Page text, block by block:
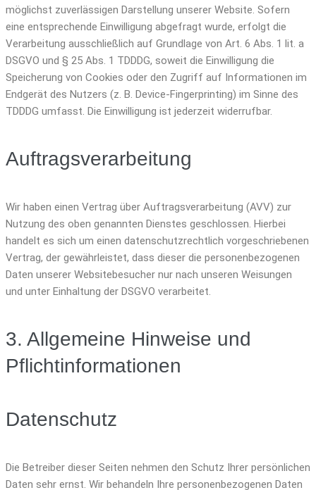
möglichst zuverlässigen Darstellung unserer Website. Sofern
eine entsprechende Einwilligung abgefragt wurde, erfolgt die
Verarbeitung ausschließlich auf Grundlage von Art. 6 Abs. 1 lit. a
DSGVO und § 25 Abs. 1 TDDDG, soweit die Einwilligung die
Speicherung von Cookies oder den Zugriff auf Informationen im
Endgerät des Nutzers (z. B. Device-Fingerprinting) im Sinne des
TDDDG umfasst. Die Einwilligung ist jederzeit widerrufbar.
Auftragsverarbeitung
Wir haben einen Vertrag über Auftragsverarbeitung (AVV) zur
Nutzung des oben genannten Dienstes geschlossen. Hierbei
handelt es sich um einen datenschutzrechtlich vorgeschriebenen
Vertrag, der gewährleistet, dass dieser die personenbezogenen
Daten unserer Websitebesucher nur nach unseren Weisungen
und unter Einhaltung der DSGVO verarbeitet.
3. Allgemeine Hinweise und
Pflicht­informationen
Datenschutz
Die Betreiber dieser Seiten nehmen den Schutz Ihrer persönlichen
Daten sehr ernst. Wir behandeln Ihre personenbezogenen Daten